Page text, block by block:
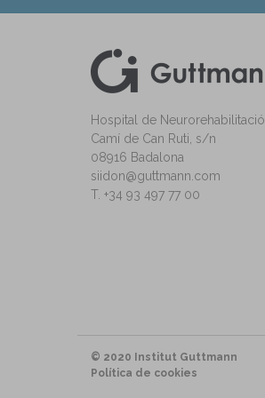
Hospital de Neurorehabilitació
Camí de Can Ruti, s/n
08916 Badalona
siidon@guttmann.com
T. +34 93 497 77 00
© 2020 Institut Guttmann
Política de cookies